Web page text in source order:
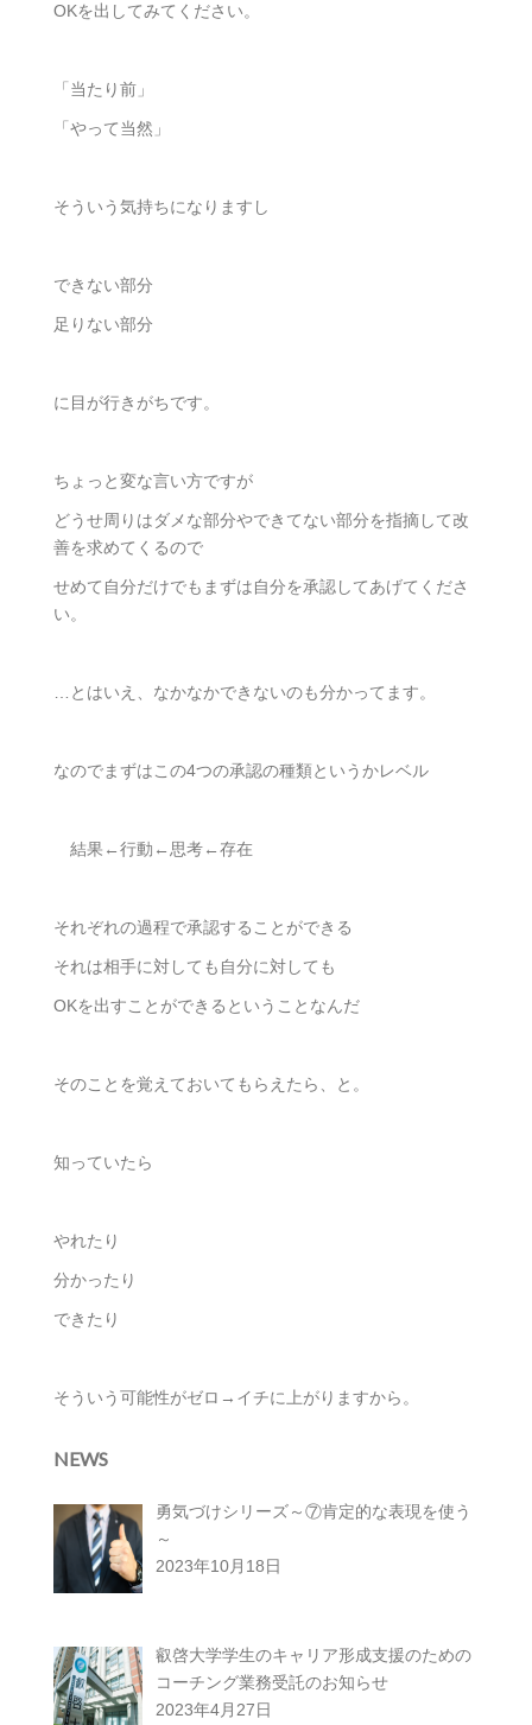
OKを出してみてください。
「当たり前」
「やって当然」
そういう気持ちになりますし
できない部分
足りない部分
に目が行きがちです。
ちょっと変な言い方ですが
どうせ周りはダメな部分やできてない部分を指摘して改
善を求めてくるので
せめて自分だけでもまずは自分を承認してあげてくださ
い。
…とはいえ、なかなかできないのも分かってます。
なのでまずはこの4つの承認の種類というかレベル
結果←行動←思考←存在
それぞれの過程で承認することができる
それは相手に対しても自分に対しても
OKを出すことができるということなんだ
そのことを覚えておいてもらえたら、と。
知っていたら
やれたり
分かったり
できたり
そういう可能性がゼロ→イチに上がりますから。
NEWS
勇気づけシリーズ～⑦肯定的な表現を使う
～
2023年10月18日
叡啓大学学生のキャリア形成支援のための
コーチング業務受託のお知らせ
2023年4月27日